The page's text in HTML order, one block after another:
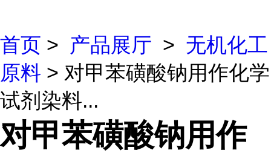
首页 > 产品展厅 > 无机化工
原料 > 对甲苯磺酸钠用作化学
试剂染料...
对甲苯磺酸钠用作